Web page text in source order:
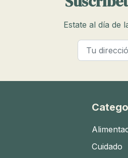
Estate al día de
Cuidado